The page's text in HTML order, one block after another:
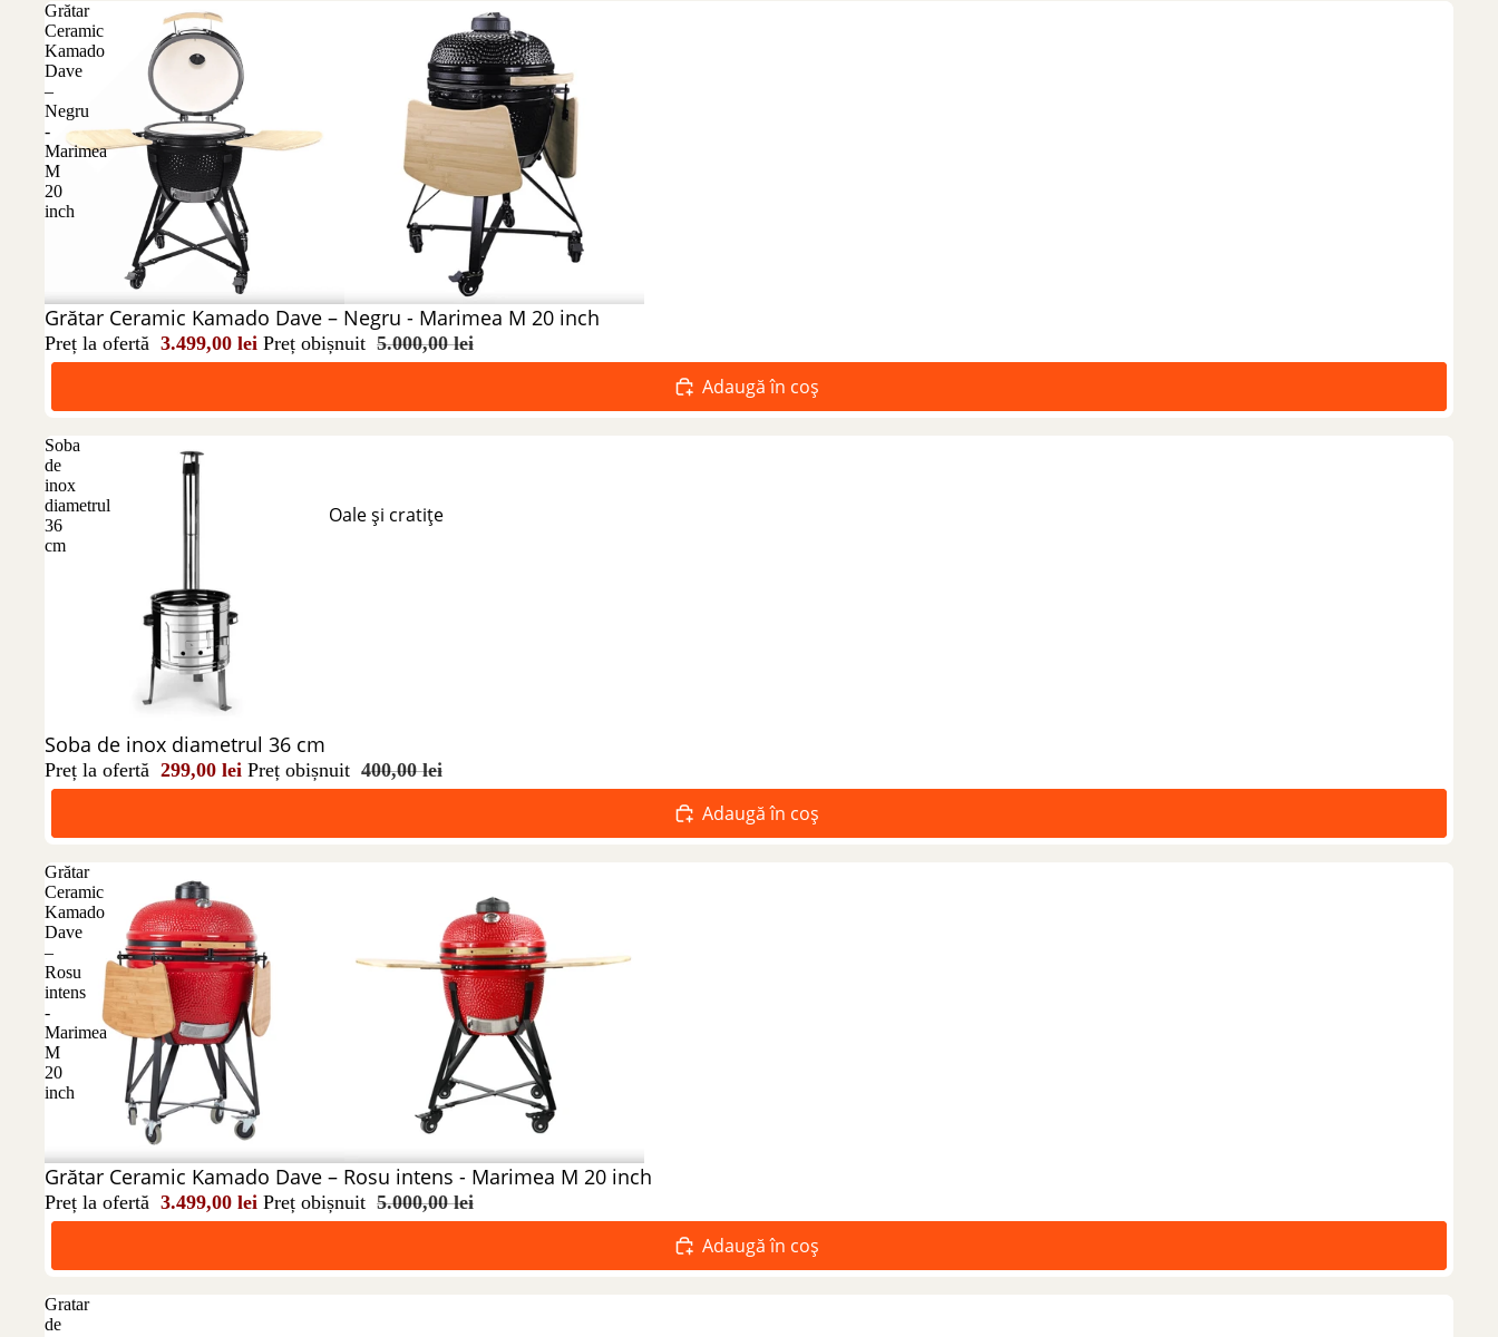
Oale și cratițe
Grătar
Ceramic
Kamado
Dave
–
Negru
-
Marimea
M
20
inch
Reducere 30%
Grătar Ceramic Kamado Dave – Negru - Marimea M 20 inch
Preț la ofertă 3.499,00 lei Preț obișnuit 5.000,00 lei
Adaugă în coș
Soba
de
inox
diametrul
36
cm
Reducere 25%
Soba de inox diametrul 36 cm
Preț la ofertă 299,00 lei Preț obișnuit 400,00 lei
Adaugă în coș
Grătar
Ceramic
Kamado
Dave
–
Rosu
intens
-
Marimea
M
20
inch
Reducere 30%
Grătar Ceramic Kamado Dave – Rosu intens - Marimea M 20 inch
Preț la ofertă 3.499,00 lei Preț obișnuit 5.000,00 lei
Adaugă în coș
Gratar
de